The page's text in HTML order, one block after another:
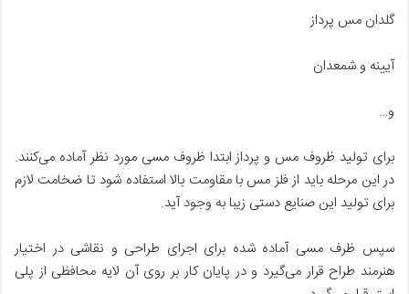
گلدان مس پرداز
آیینه و شمعدان
و…
برای تولید ظروف مس و پرداز ابتدا ظروف مسی مورد نظر آماده می‌کنند.
در این مرحله باید از فلز مس با مقاومت بالا استفاده شود تا ضخامت لازم
برای تولید این صنایع دستی زیبا به وجود آید.
سپس ظرف مسی آماده شده برای اجرای طراحی و نقاشی در اختیار
هنرمند طراح قرار می‌گیرد و در پایان کار بر روی آن لایه محافظی از پلی